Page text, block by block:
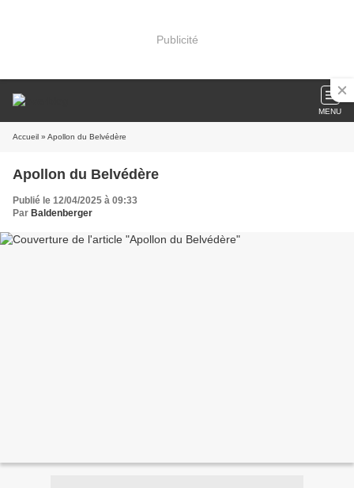
Publicité
MENU
Accueil » Apollon du Belvédère
Apollon du Belvédère
Publié le 12/04/2025 à 09:33
Par Baldenberger